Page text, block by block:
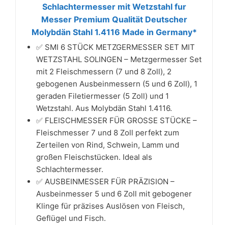
Schlachtermesser mit Wetzstahl fur
Messer Premium Qualität Deutscher
Molybdän Stahl 1.4116 Made in Germany*
✅ SMI 6 STÜCK METZGERMESSER SET MIT
WETZSTAHL SOLINGEN – Metzgermesser Set
mit 2 Fleischmessern (7 und 8 Zoll), 2
gebogenen Ausbeinmessern (5 und 6 Zoll), 1
geraden Filetiermesser (5 Zoll) und 1
Wetzstahl. Aus Molybdän Stahl 1.4116.
✅ FLEISCHMESSER FÜR GROSSE STÜCKE –
Fleischmesser 7 und 8 Zoll perfekt zum
Zerteilen von Rind, Schwein, Lamm und
großen Fleischstücken. Ideal als
Schlachtermesser.
✅ AUSBEINMESSER FÜR PRÄZISION –
Ausbeinmesser 5 und 6 Zoll mit gebogener
Klinge für präzises Auslösen von Fleisch,
Geflügel und Fisch.